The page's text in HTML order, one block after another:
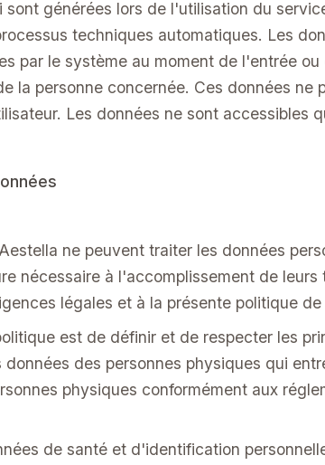
générées lors de l'utilisation du
techniques automatiques. Les
par le système au moment de l'entrée
la personne concernée. Ces données
Les données ne sont accessibles
ne peuvent traiter les données
nécessaire à l'accomplissement de
légales et à la présente politique
est de définir et de respecter les
des personnes physiques qui
physiques conformément aux
de santé et d'identification